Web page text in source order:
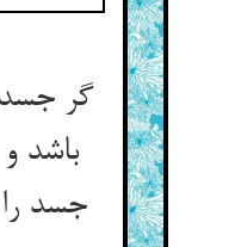
گر
باشد
جسد را